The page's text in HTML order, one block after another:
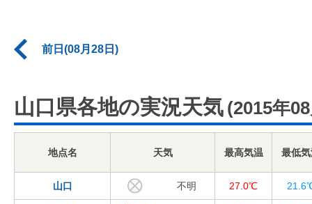
前日(08月28日)
山口県各地の実況天気 (2015年
地点名 天気 最高気温 最低
山口 不明 27.0℃